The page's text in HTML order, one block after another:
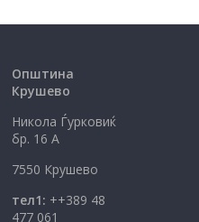
Општина
Крушево
Никола Ѓурковиќ
бр. 16 А
7550 Крушево
тел1: ++389 48
477 061